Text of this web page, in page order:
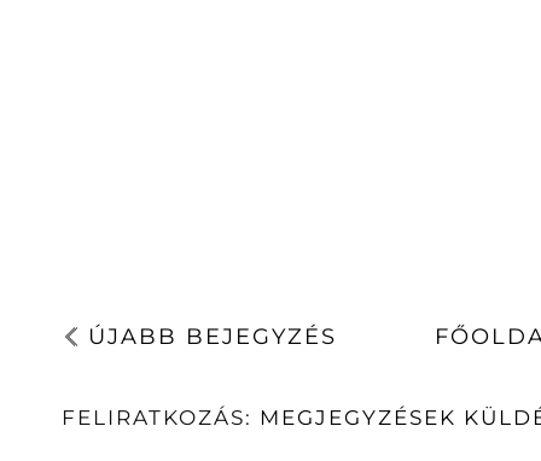
ÚJABB BEJEGYZÉS
FELIRATKOZÁS: MEGJEGYZÉSEK